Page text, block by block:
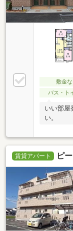
敷金な
バス・ト
いい部屋
い。
賃貸アパート ピ